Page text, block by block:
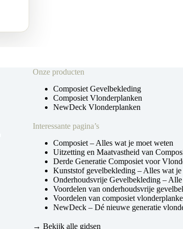
Onze producten
Composiet Gevelbekleding
Composiet Vlonderplanken
NewDeck Vlonderplanken
Interessante pagina’s
Composiet – Alles wat je moet weten
Uitzetting en Maatvastheid van
Derde Generatie Composiet voor
Kunststof gevelbekleding – Alles wat je
Onderhoudsvrije Gevelbekleding – Alle
Voordelen van onderhoudsvrije
Voordelen van composiet
NewDeck – Dé nieuwe generatie
→ Bekijk alle gidsen